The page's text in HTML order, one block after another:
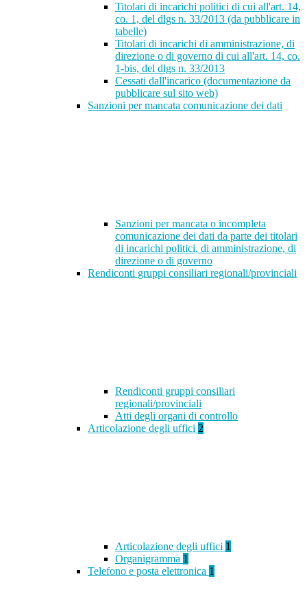
Titolari di incarichi politici di cui all'art. 14,
co. 1, del dlgs n. 33/2013 (da pubblicare in
tabelle)
Titolari di incarichi di amministrazione, di
direzione o di governo di cui all'art. 14, co.
1-bis, del dlgs n. 33/2013
Cessati dall'incarico (documentazione da
pubblicare sul sito web)
Sanzioni per mancata comunicazione dei dati
Sanzioni per mancata o incompleta
comunicazione dei dati da parte dei titolari
di incarichi politici, di amministrazione, di
direzione o di governo
Rendiconti gruppi consiliari regionali/provinciali
Rendiconti gruppi consiliari
regionali/provinciali
Atti degli organi di controllo
Articolazione degli uffici 2
Articolazione degli uffici 1
Organigramma 1
Telefono e posta elettronica 1